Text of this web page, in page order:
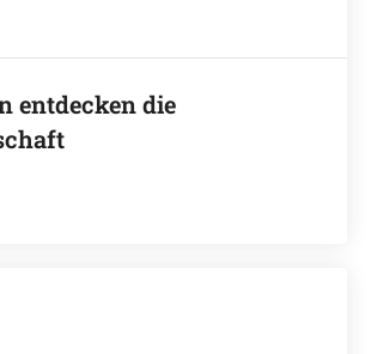
entdecken die